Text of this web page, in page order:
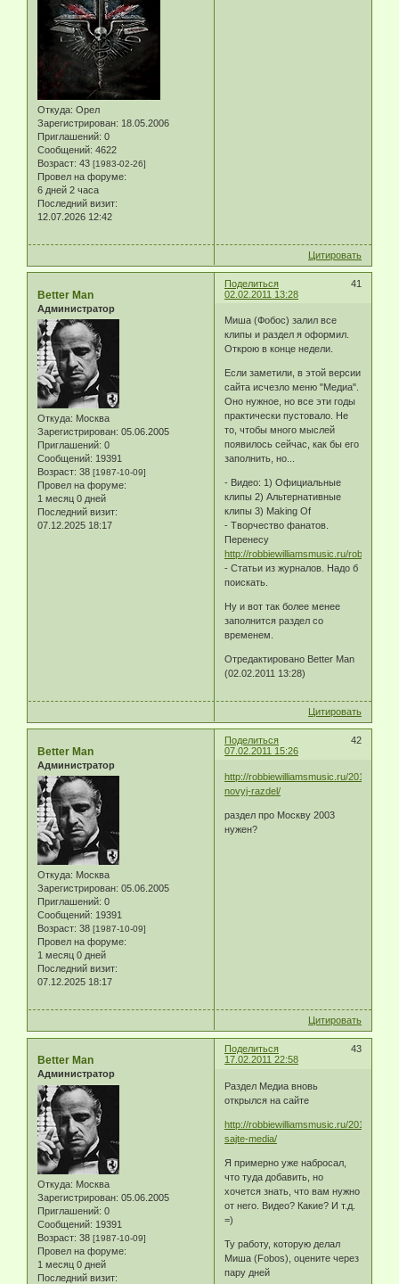
Откуда: Орел
Зарегистрирован: 18.05.2006
Приглашений: 0
Сообщений: 4622
Возраст: 43 [1983-02-26]
Провел на форуме:
6 дней 2 часа
Последний визит:
12.07.2026 12:42
Цитировать
Поделиться
41
02.02.2011 13:28
Better Man
Администратор
Откуда: Москва
Зарегистрирован: 05.06.2005
Приглашений: 0
Сообщений: 19391
Возраст: 38 [1987-10-09]
Провел на форуме:
1 месяц 0 дней
Последний визит:
07.12.2025 18:17
Миша (Фобос) залил все
клипы и раздел я оформил.
Открою в конце недели.
Если заметили, в этой версии
сайта исчезло меню "Медиа".
Оно нужное, но все эти годы
практически пустовало. Не
то, чтобы много мыслей
появилось сейчас, как бы его
заполнить, но...
- Видео: 1) Официальные
клипы 2) Альтернативные
клипы 3) Making Of
- Творчество фанатов.
Перенесу
http://robbiewilliamsmusic.ru/robbie/
- Статьи из журналов. Надо б
поискать.
Ну и вот так более менее
заполнится раздел со
временем.
Отредактировано Better Man
(02.02.2011 13:28)
Цитировать
Поделиться
42
07.02.2011 15:26
Better Man
Администратор
Откуда: Москва
Зарегистрирован: 05.06.2005
Приглашений: 0
Сообщений: 19391
Возраст: 38 [1987-10-09]
Провел на форуме:
1 месяц 0 дней
Последний визит:
07.12.2025 18:17
http://robbiewilliamsmusic.ru/2011/02/
novyj-razdel/
раздел про Москву 2003
нужен?
Цитировать
Поделиться
43
17.02.2011 22:58
Better Man
Администратор
Откуда: Москва
Зарегистрирован: 05.06.2005
Приглашений: 0
Сообщений: 19391
Возраст: 38 [1987-10-09]
Провел на форуме:
1 месяц 0 дней
Последний визит:
Раздел Медиа вновь
открылся на сайте
http://robbiewilliamsmusic.ru/2011/02/
sajte-media/
Я примерно уже набросал,
что туда добавить, но
хочется знать, что вам нужно
от него. Видео? Какие? И т.д.
=)
Ту работу, которую делал
Миша (Fobos), оцените через
пару дней